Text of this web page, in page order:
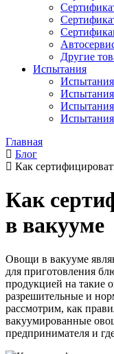
Другие
Испытания
Испытания
Главная
Блог
Как
Как
в вакууме
Овощи в вакууме
для приготовления
продукцией на такие
разрешительные и
рассмотрим, как
вакуумированные
предпринимателя и